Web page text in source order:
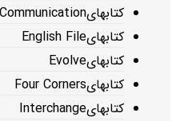
کتابهای21st Century Communication
کتابهایEnglish File
کتابهایEvolve
کتابهایFour Corners
کتابهایInterchange